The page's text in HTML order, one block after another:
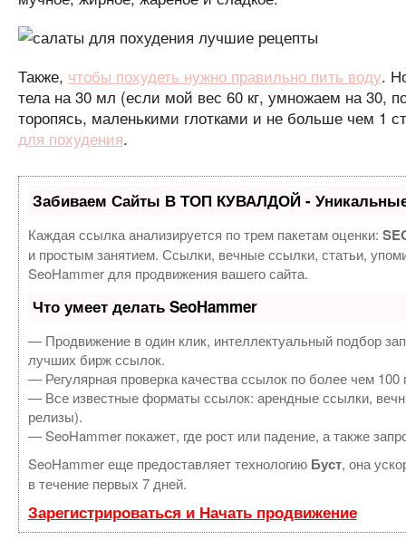
Также, чтобы похудеть нужно правильно пить воду.
тела на 30 мл (если мой вес 60 кг, умножаем на 30,
торопясь, маленькими глотками и не больше чем 1
для похудения.
Забиваем Сайты В ТОП КУВАЛДОЙ - Уникальные
Каждая ссылка анализируется по трем пакетам оценки:
и простым занятием. Ссылки, вечные ссылки, статьи,
SeoHammer для продвижения вашего сайта.
Что умеет делать SeoHammer
— Продвижение в один клик, интеллектуальный подбор
лучших бирж ссылок.
— Регулярная проверка качества ссылок по более чем
— Все известные форматы ссылок: арендные ссылки,
релизы).
— SeoHammer покажет, где рост или падение, а также
SeoHammer еще предоставляет технологию Буст, она
в течение первых 7 дней.
Зарегистрироваться и Начать продвижение